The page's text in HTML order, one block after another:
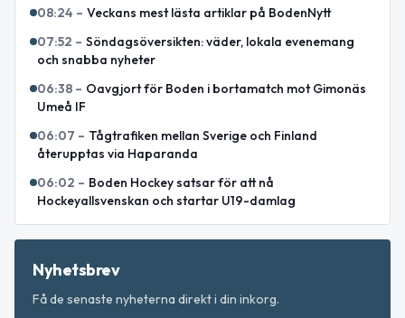
08:24 – Veckans mest lästa artiklar på BodenNytt
07:52 – Söndagsöversikten: väder, lokala evenemang
och snabba nyheter
06:38 – Oavgjort för Boden i bortamatch mot Gimonäs
Umeå IF
06:07 – Tågtrafiken mellan Sverige och Finland
återupptas via Haparanda
06:02 – Boden Hockey satsar för att nå
Hockeyallsvenskan och startar U19-damlag
Nyhetsbrev
Få de senaste nyheterna direkt i din inkorg.